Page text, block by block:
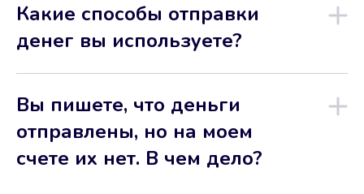
Какие способы отправки
денег вы используете?
Вы пишете, что деньги
отправлены, но на моем
счете их нет. В чем дело?